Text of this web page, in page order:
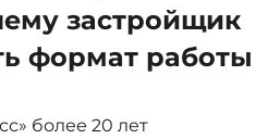
застройщик
формат работы
более 20 лет